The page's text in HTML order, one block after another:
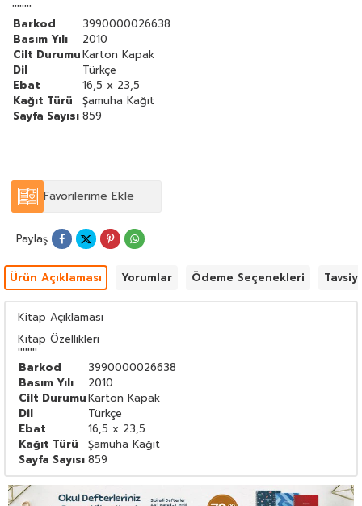
''''''''
Barkod
3990000026638
Basım Yılı
2010
Cilt DurumuKarton Kapak
Dil
Türkçe
Ebat
16,5 x 23,5
Kağıt Türü
Şamuha Kağıt
Sayfa Sayısı 859
Favorilerime Ekle
Paylaş
Ürün Açıklaması Yorumlar Ödeme Seçenekleri
Kitap Açıklaması
Kitap Özellikleri
''''''''
Barkod
3990000026638
Basım Yılı
2010
Cilt DurumuKarton Kapak
Dil
Türkçe
Ebat
16,5 x 23,5
Kağıt Türü
Şamuha Kağıt
Sayfa Sayısı 859